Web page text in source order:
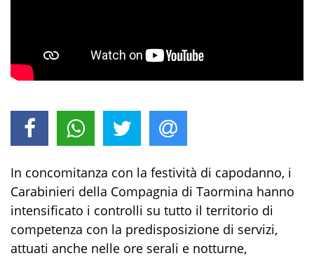
In concomitanza con la festività di capodanno, i
Carabinieri della Compagnia di Taormina hanno
intensificato i controlli su tutto il territorio di
competenza con la predisposizione di servizi,
attuati anche nelle ore serali e notturne,